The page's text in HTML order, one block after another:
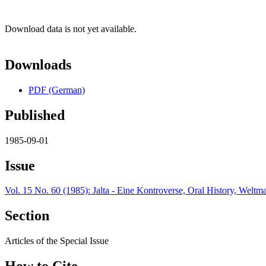
Download data is not yet available.
Downloads
PDF (German)
Published
1985-09-01
Issue
Vol. 15 No. 60 (1985): Jalta - Eine Kontroverse, Oral History,
Section
Articles of the Special Issue